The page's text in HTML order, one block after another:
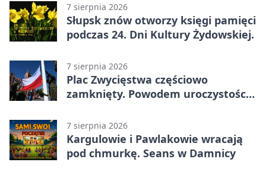
7 sierpnia 2026
Słupsk znów otworzy księgi pamięci
podczas 24. Dni Kultury Żydowskiej.
7 sierpnia 2026
Plac Zwycięstwa częściowo
zamknięty. Powodem uroczystości
7 sierpnia 2026
Kargulowie i Pawlakowie wracają
pod chmurkę. Seans w Damnicy